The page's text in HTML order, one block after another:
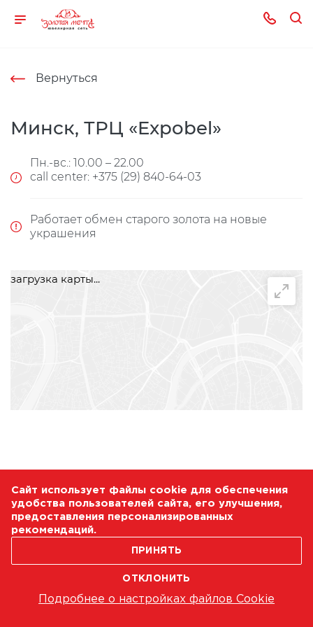
Вернуться
Минск, ТРЦ «Expobel»
Пн.-вс.: 10.00 – 22.00
call center: +375 (29) 840-64-03
Работает обмен старого золота на новые
украшения
загрузка карты...
Сайт использует файлы cookie для обеспечения
удобства пользователей сайта, его улучшения,
предоставления персонализированных
рекомендаций.
ПРИНЯТЬ
ОТКЛОНИТЬ
Подробнее о настройках файлов Cookie